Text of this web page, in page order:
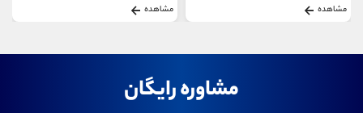
مشاهده مشاهده
مشاوره رایگان